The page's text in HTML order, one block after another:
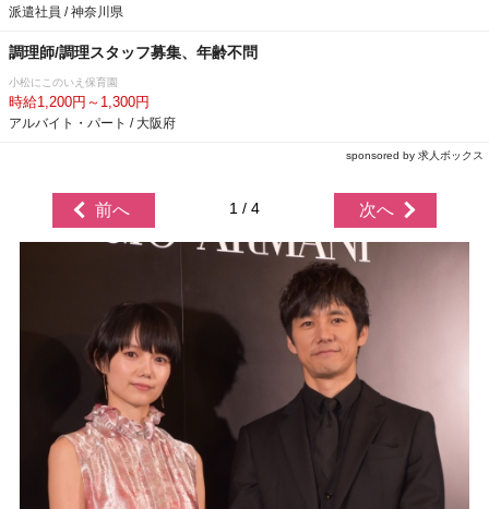
派遣社員 / 神奈川県
調理師/調理スタッフ募集、年齢不問
小松にこのいえ保育園
時給1,200円～1,300円
アルバイト・パート / 大阪府
sponsored by 求人ボックス
前へ 1 / 4 次へ